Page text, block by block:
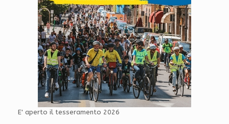
E' aperto il tesseramento 2026